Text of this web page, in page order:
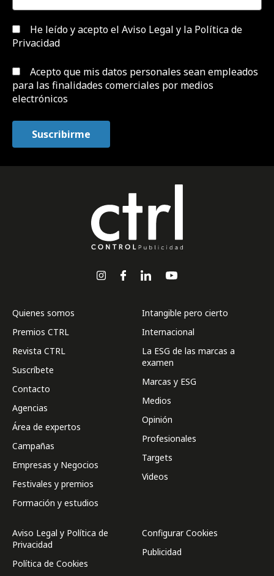
He leído y acepto el Aviso Legal y la Política de
Privacidad
Acepto que mis datos personales sean empleados
para las finalidades comerciales por medios
electrónicos
Quienes somos
Premios CTRL
Revista CTRL
Suscríbete
Contacto
Agencias
Área de expertos
Campañas
Empresas y Negocios
Festivales y premios
Formación y estudios
Intangible pero cierto
Internacional
La ESG de las marcas a
examen
Marcas y ESG
Medios
Opinión
Profesionales
Targets
Videos
Aviso Legal y Política de
Privacidad
Política de Cookies
Configurar Cookies
Publicidad